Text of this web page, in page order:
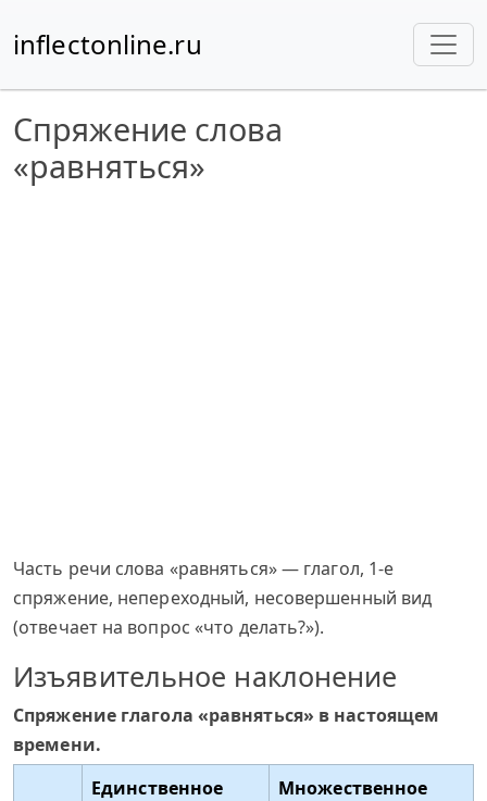
inflectonline.ru
Спряжение слова
«равняться»
Часть речи слова «равняться» — глагол, 1-е
спряжение, непереходный, несовершенный вид
(отвечает на вопрос «что делать?»).
Изъявительное наклонение
Спряжение глагола «равняться» в настоящем
времени.
Единственное
Множественное